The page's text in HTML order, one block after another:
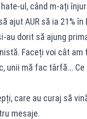
ul, când m-ați
ajut AUR să ia 21%
au dorit să ajung
Faceți voi cât
unii mă fac târfă...
care au curaj să
mesaje.